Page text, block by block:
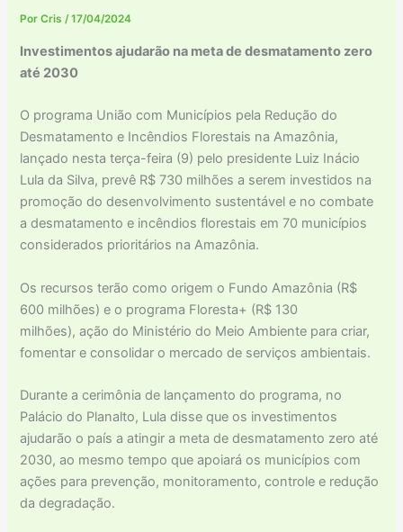
PorCris/17/04/2024
Investimentos ajudarão na meta de desmatamento zero
até 2030
O programa União com Municípios pela Redução do
Desmatamento e Incêndios Florestais na Amazônia,
lançado nesta terça-feira (9) pelo presidente Luiz Inácio
Lula da Silva, prevê R$ 730 milhões a serem investidos na
promoção do desenvolvimento sustentável e no combate
a desmatamento e incêndios florestais em 70 municípios
considerados prioritários na Amazônia.
Os recursos terão como origem o Fundo Amazônia (R$
600 milhões) e o programa Floresta+ (R$ 130
milhões), ação do Ministério do Meio Ambiente para criar,
fomentar e consolidar o mercado de serviços ambientais.
Durante a cerimônia de lançamento do programa, no
Palácio do Planalto, Lula disse que os investimentos
ajudarão o país a atingir a meta de desmatamento zero até
2030, ao mesmo tempo que apoiará os municípios com
ações para prevenção, monitoramento, controle e redução
da degradação.